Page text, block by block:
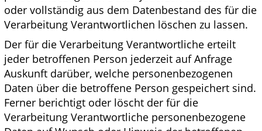
oder vollständig aus dem Datenbestand des für die
Verarbeitung Verantwortlichen löschen zu lassen.
Der für die Verarbeitung Verantwortliche erteilt
jeder betroffenen Person jederzeit auf Anfrage
Auskunft darüber, welche personenbezogenen
Daten über die betroffene Person gespeichert sind.
Ferner berichtigt oder löscht der für die
Verarbeitung Verantwortliche personenbezogene